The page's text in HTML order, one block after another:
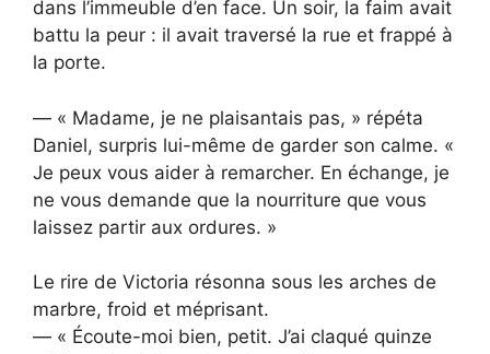
dans l’immeuble d’en face. Un soir, la faim avait
battu la peur : il avait traversé la rue et frappé à
la porte.
— « Madame, je ne plaisantais pas, » répéta
Daniel, surpris lui-même de garder son calme. «
Je peux vous aider à remarcher. En échange, je
ne vous demande que la nourriture que vous
laissez partir aux ordures. »
Le rire de Victoria résonna sous les arches de
marbre, froid et méprisant.
— « Écoute-moi bien, petit. J’ai claqué quinze